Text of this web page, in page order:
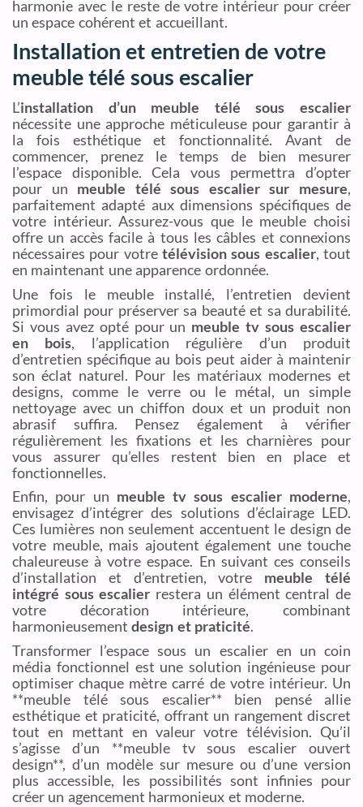
harmonie avec le reste de votre intérieur pour créer
un espace cohérent et accueillant.
Installation et entretien de votre
meuble télé sous escalier
L’installation d’un meuble télé sous escalier
nécessite une approche méticuleuse pour garantir à
la fois esthétique et fonctionnalité. Avant de
commencer, prenez le temps de bien mesurer
l’espace disponible. Cela vous permettra d’opter
pour un meuble télé sous escalier sur mesure,
parfaitement adapté aux dimensions spécifiques de
votre intérieur. Assurez-vous que le meuble choisi
offre un accès facile à tous les câbles et connexions
nécessaires pour votre télévision sous escalier, tout
en maintenant une apparence ordonnée.
Une fois le meuble installé, l’entretien devient
primordial pour préserver sa beauté et sa durabilité.
Si vous avez opté pour un meuble tv sous escalier
en bois, l’application régulière d’un produit
d’entretien spécifique au bois peut aider à maintenir
son éclat naturel. Pour les matériaux modernes et
designs, comme le verre ou le métal, un simple
nettoyage avec un chiffon doux et un produit non
abrasif suffira. Pensez également à vérifier
régulièrement les fixations et les charnières pour
vous assurer qu’elles restent bien en place et
fonctionnelles.
Enfin, pour un meuble tv sous escalier moderne,
envisagez d’intégrer des solutions d’éclairage LED.
Ces lumières non seulement accentuent le design de
votre meuble, mais ajoutent également une touche
chaleureuse à votre espace. En suivant ces conseils
d’installation et d’entretien, votre meuble télé
intégré sous escalier restera un élément central de
votre décoration intérieure, combinant
harmonieusementdesign et praticité.
Transformer l’espace sous un escalier en un coin
média fonctionnel est une solution ingénieuse pour
optimiser chaque mètre carré de votre intérieur. Un
**meuble télé sous escalier** bien pensé allie
esthétique et praticité, offrant un rangement discret
tout en mettant en valeur votre télévision. Qu’il
s’agisse d’un **meuble tv sous escalier ouvert
design**, d’un modèle sur mesure ou d’une version
plus accessible, les possibilités sont infinies pour
créer un agencement harmonieux et moderne.